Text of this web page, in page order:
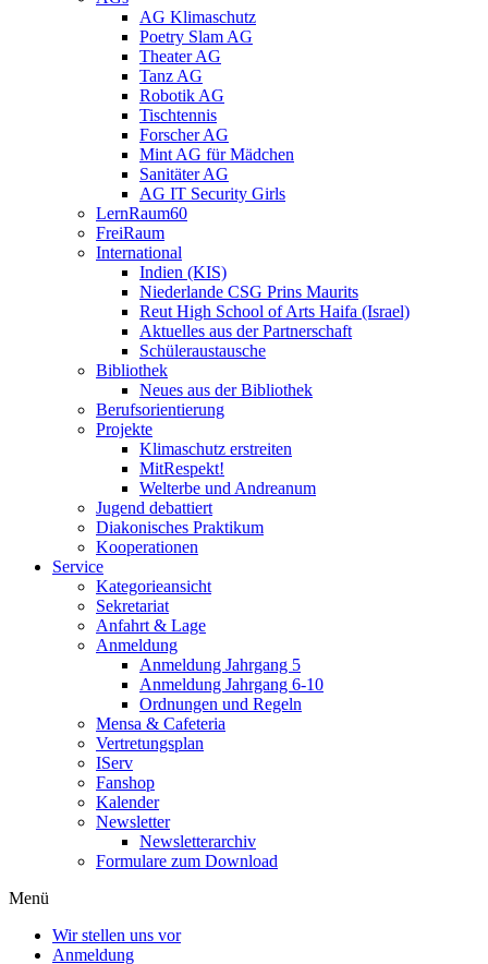
AG Klimaschutz
Poetry Slam AG
Theater AG
Tanz AG
Robotik AG
Tischtennis
Forscher AG
Mint AG für Mädchen
Sanitäter AG
AG IT Security Girls
LernRaum60
FreiRaum
International
Indien (KIS)
Niederlande CSG Prins Maurits
Reut High School of Arts Haifa (Israel)
Aktuelles aus der Partnerschaft
Schüleraustausche
Bibliothek
Neues aus der Bibliothek
Berufsorientierung
Projekte
Klimaschutz erstreiten
MitRespekt!
Welterbe und Andreanum
Jugend debattiert
Diakonisches Praktikum
Kooperationen
Service
Kategorieansicht
Sekretariat
Anfahrt & Lage
Anmeldung
Anmeldung Jahrgang 5
Anmeldung Jahrgang 6-10
Ordnungen und Regeln
Mensa & Cafeteria
Vertretungsplan
IServ
Fanshop
Kalender
Newsletter
Newsletterarchiv
Formulare zum Download
Menü
Wir stellen uns vor
Anmeldung